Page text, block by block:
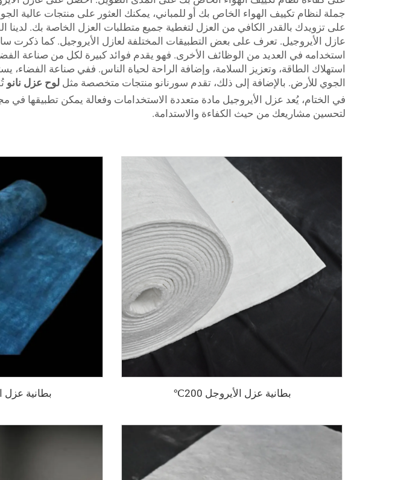
جملة لنظام تكييف الهواء الخاص بك أو للمباني، يمكنك العثور على منتجات
على تزويدك بالقدر الكافي من العزل لتغطية جميع متطلبات العزل الخاصة بك. لدينا
عازل الأيروجيل. تعرف على بعض التطبيقات المختلفة لعازل الأيروجيل. كما ذكرت
استخدامه في العديد من الوظائف الأخرى. فهو يقدم فوائد كبيرة لكل من صناعة
استهلاك الطاقة، وتعزيز السلامة، وإضافة الراحة لحياة الناس. ففي صناعة الفضاء،
الجوي للأرض. بالإضافة إلى ذلك، تقدم سورنانو منتجات متخصصة مثل لوح عزل نانو
في الختام، يُعد عزل الأيروجيل مادة متعددة الاستخدامات وفعالة يمكن تطبيقها
لتحسين مشاريعك من حيث الكفاءة والاستدامة.
بطانية عزل الأيروجل 200℃ بطانية عزل